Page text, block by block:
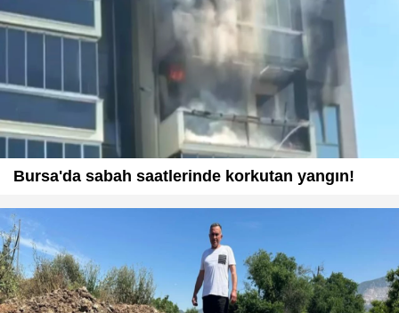
Bursa'da sabah saatlerinde korkutan yangın!